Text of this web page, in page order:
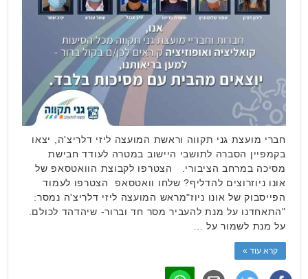
חברי מועצת גני תקווה וראשת המועצה ליזי דלריצ'ה, יצאו
בקמפיין הסברה לתושבי היישוב במטרה לעודד חבישת
מסיכה במרחב הציבורי. הצטרפו לקבוצת הוואטסאפ של
אונו ניוזרוצים להדליף? שלחו וואטסאפ הצטרפו לעמוד
הפייסבוק של אונו ניוז"מראש המועצה ליזי דלריצ'ה נמסר:
"התאחדנו על מנת להעביר מסר חד וברור- שיהדהד לכולם.
על מנת לשמור על …
קרא עוד »